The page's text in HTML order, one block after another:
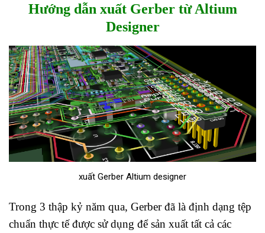
Hướng dẫn xuất Gerber từ Altium
Designer
xuất Gerber Altium designer
Trong 3 thập kỷ năm qua, Gerber đã là định dạng tệp
chuẩn thực tế được sử dụng để sản xuất tất cả các